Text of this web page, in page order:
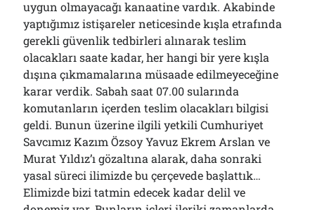
uygun olmayacağı kanaatine vardık. Akabinde
yaptığımız istişareler neticesinde kışla etrafında
gerekli güvenlik tedbirleri alınarak teslim
olacakları saate kadar, her hangi bir yere kışla
dışına çıkmamalarına müsaade edilmeyeceğine
karar verdik. Sabah saat 07.00 sularında
komutanların içerden teslim olacakları bilgisi
geldi. Bunun üzerine ilgili yetkili Cumhuriyet
Savcımız Kazım Özsoy Yavuz Ekrem Arslan ve
Murat Yıldız’ı gözaltına alarak, daha sonraki
yasal süreci ilimizde bu çerçevede başlattık…
Elimizde bizi tatmin edecek kadar delil ve